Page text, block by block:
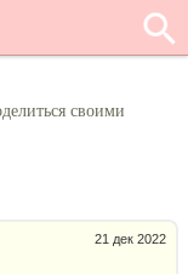
своими
21 дек 2022